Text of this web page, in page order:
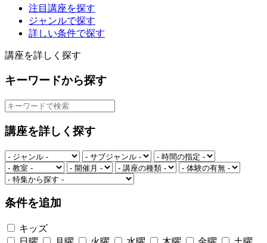
注目講座を探す
ジャンルで探す
詳しい条件で探す
講座を詳しく探す
キーワードから探す
講座を詳しく探す
条件を追加
キッズ